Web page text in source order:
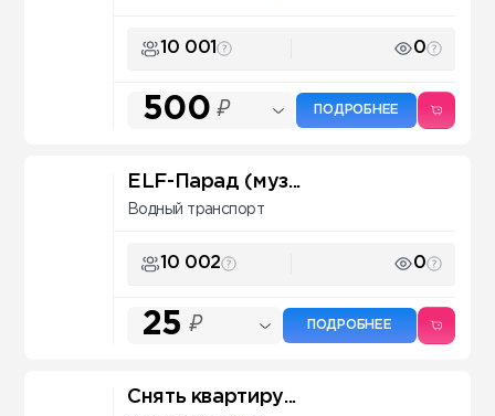
10 001 0
500 ₽ ПОДРОБНЕЕ
ELF-Парад (муз...
Водный транспорт
10 002 0
25 ₽ ПОДРОБНЕЕ
Снять квартиру...